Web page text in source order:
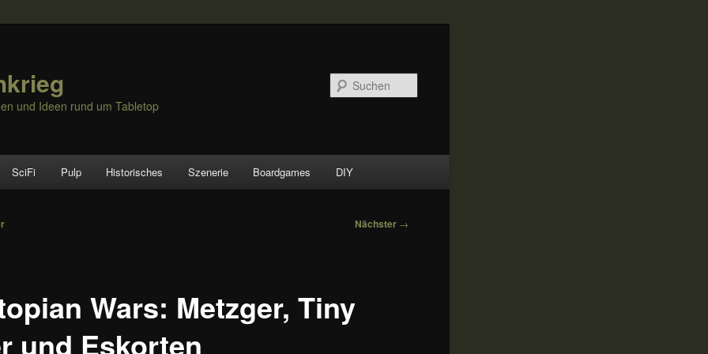
und Ideen rund um Tabletop
SciFi Pulp Historisches Szenerie Boardgames DIY
Nächster →
Wars: Metzger, Tiny
und Eskorten